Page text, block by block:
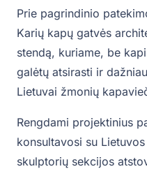
Prie pagrindinio
Karių kapų gatvės
stendą, kuriame, be
galėtų atsirasti ir
Lietuvai žmonių
Rengdami projektinius
konsultavosi su
skulptorių sekcijos